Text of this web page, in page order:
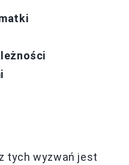
tych wyzwań jest